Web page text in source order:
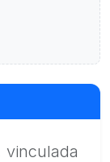
vinculada